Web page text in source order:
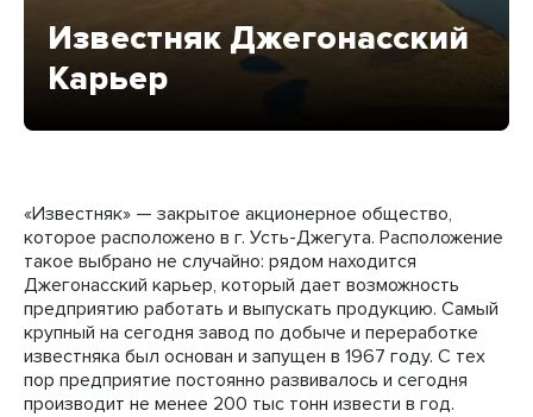
Известняк Джегонасский
Карьер
«Известняк» — закрытое акционерное общество,
которое расположено в г. Усть-Джегута. Расположение
такое выбрано не случайно: рядом находится
Джегонасский карьер, который дает возможность
предприятию работать и выпускать продукцию. Самый
крупный на сегодня завод по добыче и переработке
известняка был основан и запущен в 1967 году. С тех
пор предприятие постоянно развивалось и сегодня
производит не менее 200 тыс тонн извести в год.